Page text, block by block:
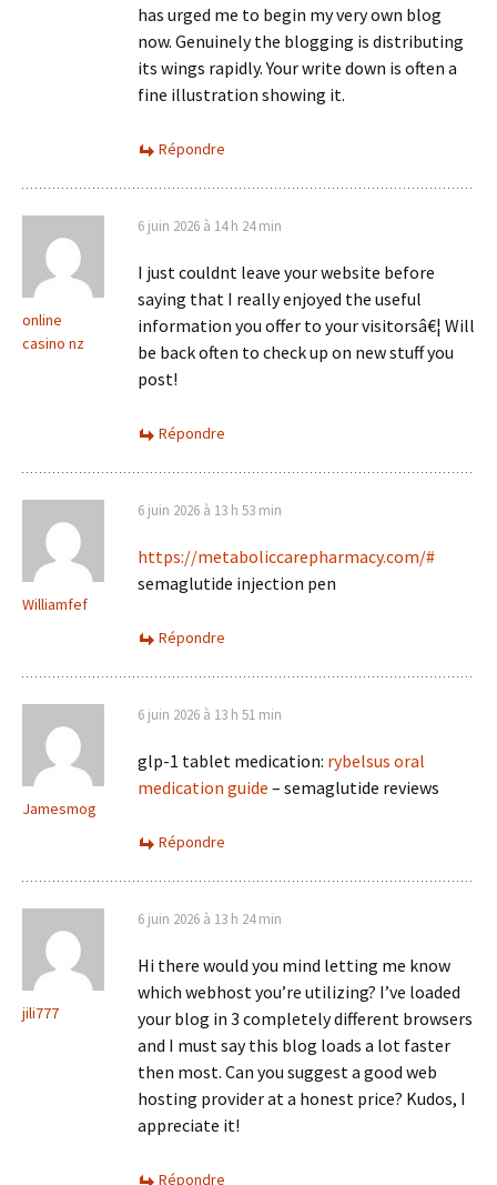
has urged me to begin my very own blog
now. Genuinely the blogging is distributing
its wings rapidly. Your write down is often a
fine illustration showing it.
Répondre
online
casino nz
6 juin 2026 à 14 h 24 min
I just couldnt leave your website before
saying that I really enjoyed the useful
information you offer to your visitorsâ€¦ Will
be back often to check up on new stuff you
post!
Répondre
Williamfef
6 juin 2026 à 13 h 53 min
https://metaboliccarepharmacy.com/#
semaglutide injection pen
Répondre
Jamesmog
6 juin 2026 à 13 h 51 min
glp-1 tablet medication: rybelsus oral
medication guide – semaglutide reviews
Répondre
jili777
6 juin 2026 à 13 h 24 min
Hi there would you mind letting me know
which webhost you’re utilizing? I’ve loaded
your blog in 3 completely different browsers
and I must say this blog loads a lot faster
then most. Can you suggest a good web
hosting provider at a honest price? Kudos, I
appreciate it!
Répondre